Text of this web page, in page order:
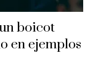
boicot
en ejemplos